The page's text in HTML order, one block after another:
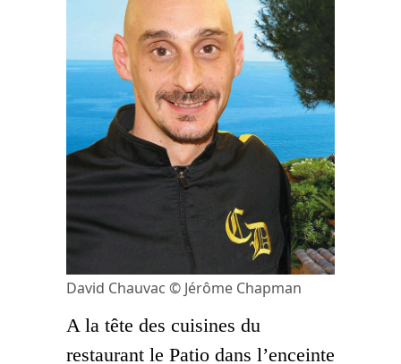
David Chauvac © Jérôme Chapman
A la tête des cuisines du
restaurant le Patio dans l’enceinte